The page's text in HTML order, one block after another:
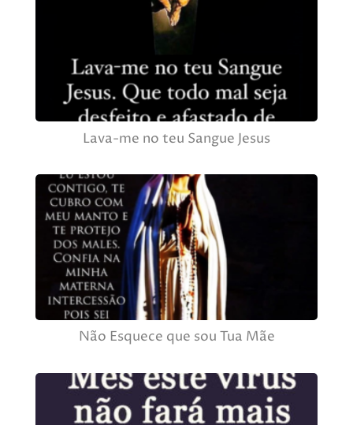
Lava-me no teu Sangue Jesus
Não Esquece que sou Tua Mãe